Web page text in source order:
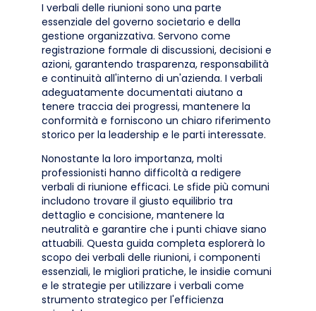
I verbali delle riunioni sono una parte
essenziale del governo societario e della
gestione organizzativa. Servono come
registrazione formale di discussioni, decisioni e
azioni, garantendo trasparenza, responsabilità
e continuità all'interno di un'azienda. I verbali
adeguatamente documentati aiutano a
tenere traccia dei progressi, mantenere la
conformità e forniscono un chiaro riferimento
storico per la leadership e le parti interessate.
Nonostante la loro importanza, molti
professionisti hanno difficoltà a redigere
verbali di riunione efficaci. Le sfide più comuni
includono trovare il giusto equilibrio tra
dettaglio e concisione, mantenere la
neutralità e garantire che i punti chiave siano
attuabili. Questa guida completa esplorerà lo
scopo dei verbali delle riunioni, i componenti
essenziali, le migliori pratiche, le insidie comuni
e le strategie per utilizzare i verbali come
strumento strategico per l'efficienza